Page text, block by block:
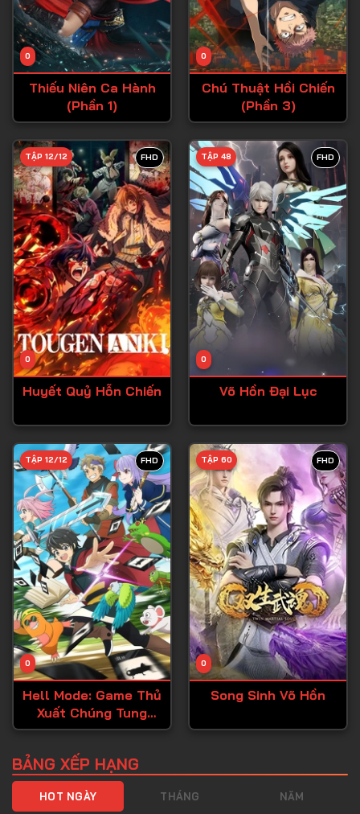
Tập 24
Tập 25
Tập 26
Tập 29
Tập 30
Tập 31
Tập 32
Tập 33
Tập 34
Tập 35
Tập 36
Tập 39
Tập 40
Tập 41
Tập 42
Tập 43
Tập 44
Tập 45
Tập 46
Tập 47
Tập 49
0
Thiếu Niên Ca Hành
(Phần 1)
0
Chú Thuật Hồi Chiến
(Phần 3)
FHD
0
TẬP 12/12
Huyết Quỷ Hỗn Chiến
FHD
0
TẬP 48
Võ Hồn Đại Lục
FHD
0
TẬP 12/12
Hell Mode: Game Thủ
Xuất Chúng Tung
Hoành Chốn Dị Giới
FHD
0
TẬP 60
Song Sinh Võ Hồn
BẢNG XẾP HẠNG
HOT NGÀY THÁNG NĂM